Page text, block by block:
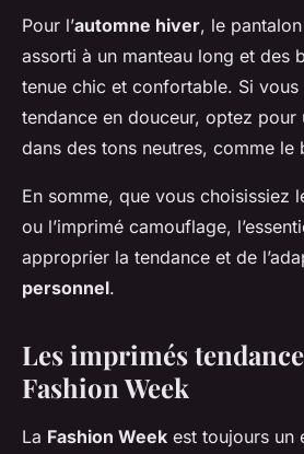
Pour l’automne hiver, le
assorti à un manteau long et des
tenue chic et confortable. Si
tendance en douceur, optez pour
dans des tons neutres, comme le
En somme, que vous choisissiez
ou l’imprimé camouflage,
approprier la tendance et de
personnel.
Les imprimés
Fashion Week
La Fashion Week est toujours un